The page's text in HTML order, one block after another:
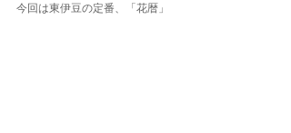
今回は東伊豆の定番、「花暦」